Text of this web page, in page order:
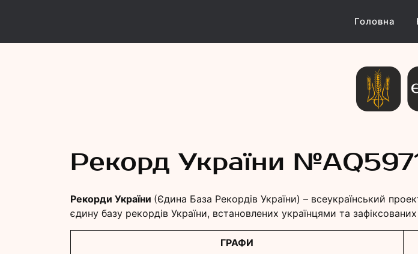
Головна
Рекорди
Рекорд України
Рекорди України (Єдина База Рекордів України) – всеукраїнський
єдину базу рекордів України, встановлених українцями та
ГРАФИ